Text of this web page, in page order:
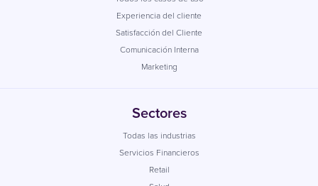
Experiencia del cliente
Satisfacción del Cliente
Comunicación Interna
Marketing
Sectores
Todas las industrias
Servicios Financieros
Retail